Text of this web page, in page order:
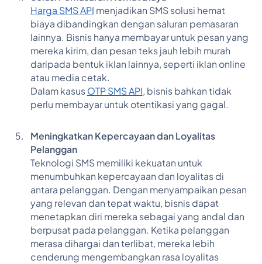
Harga SMS API menjadikan SMS solusi hemat
biaya dibandingkan dengan saluran pemasaran
lainnya. Bisnis hanya membayar untuk pesan yang
mereka kirim, dan pesan teks jauh lebih murah
daripada bentuk iklan lainnya, seperti iklan online
atau media cetak.
Dalam kasus OTP SMS API, bisnis bahkan tidak
perlu membayar untuk otentikasi yang gagal.
Meningkatkan Kepercayaan dan Loyalitas
Pelanggan
Teknologi SMS memiliki kekuatan untuk
menumbuhkan kepercayaan dan loyalitas di
antara pelanggan. Dengan menyampaikan pesan
yang relevan dan tepat waktu, bisnis dapat
menetapkan diri mereka sebagai yang andal dan
berpusat pada pelanggan. Ketika pelanggan
merasa dihargai dan terlibat, mereka lebih
cenderung mengembangkan rasa loyalitas